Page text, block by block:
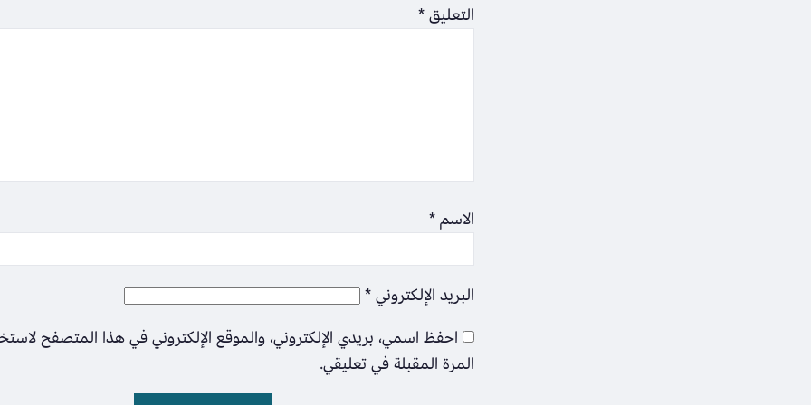
التعليق*
الاسم*
البريد الإلكتروني*
احفظ اسمي، بريدي الإلكتروني، والموقع الإلكتروني في هذا المتصفح
المرة المقبلة في تعليقي.